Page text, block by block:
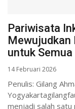
Pariwisata
Mewujudkan
untuk Semua
14 Februari 2026
Penulis: Gilang
menjadi salah satu